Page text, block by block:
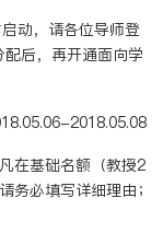
动，请各位导师登
后，再开通面向学
2018.05.08
在基础名额（教授2
务必填写详细理由；